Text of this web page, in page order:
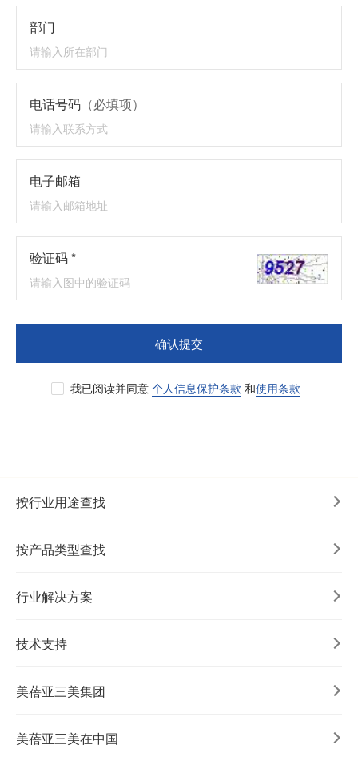
部门
电话号码 （必填项）
电子邮箱
验证码 *
确认提交
我已阅读并同意 个人信息保护条款 和使用条款
按行业用途查找
按产品类型查找
行业解决方案
技术支持
美蓓亚三美集团
美蓓亚三美在中国